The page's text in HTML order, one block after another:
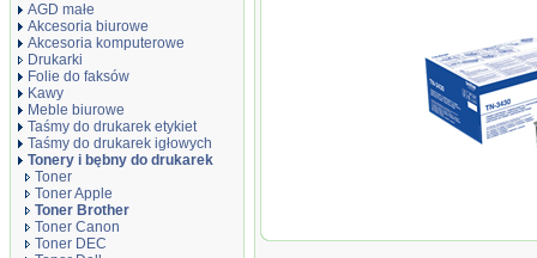
AGD małe
Akcesoria biurowe
Akcesoria komputerowe
Drukarki
Folie do faksów
Kawy
Meble biurowe
Taśmy do drukarek etykiet
Taśmy do drukarek igłowych
Tonery i bębny do drukarek
Toner
Toner Apple
Toner Brother
Toner Canon
Toner DEC
5000/5100/